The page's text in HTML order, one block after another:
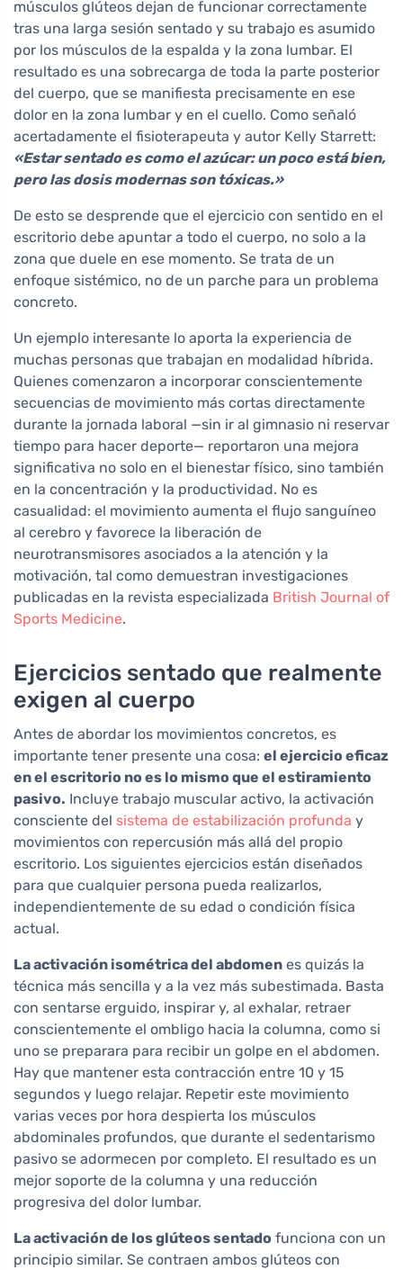
músculos glúteos dejan de funcionar correctamente
tras una larga sesión sentado y su trabajo es asumido
por los músculos de la espalda y la zona lumbar. El
resultado es una sobrecarga de toda la parte posterior
del cuerpo, que se manifiesta precisamente en ese
dolor en la zona lumbar y en el cuello. Como señaló
acertadamente el fisioterapeuta y autor Kelly Starrett:
«Estar sentado es como el azúcar: un poco está bien,
pero las dosis modernas son tóxicas.»
De esto se desprende que el ejercicio con sentido en el
escritorio debe apuntar a todo el cuerpo, no solo a la
zona que duele en ese momento. Se trata de un
enfoque sistémico, no de un parche para un problema
concreto.
Un ejemplo interesante lo aporta la experiencia de
muchas personas que trabajan en modalidad híbrida.
Quienes comenzaron a incorporar conscientemente
secuencias de movimiento más cortas directamente
durante la jornada laboral —sin ir al gimnasio ni reservar
tiempo para hacer deporte— reportaron una mejora
significativa no solo en el bienestar físico, sino también
en la concentración y la productividad. No es
casualidad: el movimiento aumenta el flujo sanguíneo
al cerebro y favorece la liberación de
neurotransmisores asociados a la atención y la
motivación, tal como demuestran investigaciones
publicadas en la revista especializada British Journal of
Sports Medicine.
Ejercicios sentado que realmente
exigen al cuerpo
Antes de abordar los movimientos concretos, es
importante tener presente una cosa: el ejercicio eficaz
en el escritorio no es lo mismo que el estiramiento
pasivo. Incluye trabajo muscular activo, la activación
consciente del sistema de estabilización profunda y
movimientos con repercusión más allá del propio
escritorio. Los siguientes ejercicios están diseñados
para que cualquier persona pueda realizarlos,
independientemente de su edad o condición física
actual.
La activación isométrica del abdomen es quizás la
técnica más sencilla y a la vez más subestimada. Basta
con sentarse erguido, inspirar y, al exhalar, retraer
conscientemente el ombligo hacia la columna, como si
uno se preparara para recibir un golpe en el abdomen.
Hay que mantener esta contracción entre 10 y 15
segundos y luego relajar. Repetir este movimiento
varias veces por hora despierta los músculos
abdominales profundos, que durante el sedentarismo
pasivo se adormecen por completo. El resultado es un
mejor soporte de la columna y una reducción
progresiva del dolor lumbar.
La activación de los glúteos sentado funciona con un
principio similar. Se contraen ambos glúteos con